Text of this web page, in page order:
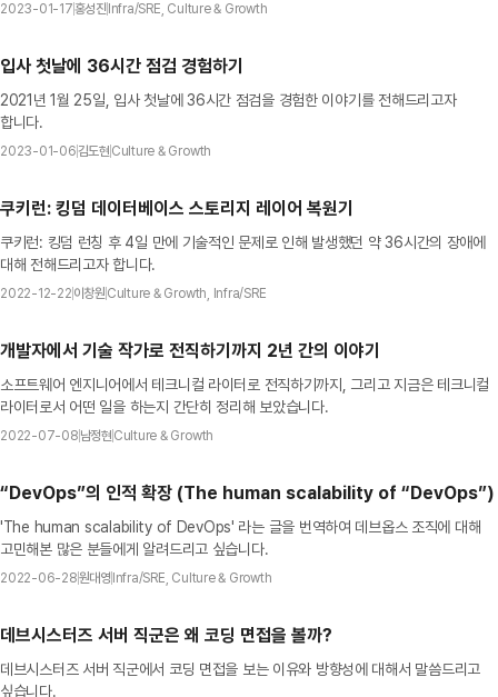
2023-01-17홍성진 Infra/SRE, Culture & Growth
입사 첫날에 36시간 점검 경험하기
2021년 1월 25일, 입사 첫날에 36시간 점검을 경험한 이야기를 전해드리고자
합니다.
2023-01-06 김도현 Culture & Growth
쿠키런: 킹덤 데이터베이스 스토리지 레이어 복원기
쿠키런: 킹덤 런칭 후 4일 만에 기술적인 문제로 인해 발생했던 약 36시간의 장애에
대해 전해드리고자 합니다.
2022-12-22 이창원 Culture & Growth, Infra/SRE
개발자에서 기술 작가로 전직하기까지 2년 간의 이야기
소프트웨어 엔지니어에서 테크니컬 라이터로 전직하기까지, 그리고 지금은 테크니컬
라이터로서 어떤 일을 하는지 간단히 정리해 보았습니다.
2022-07-08 남정현 Culture & Growth
“DevOps”의 인적 확장 (The human scalability of “DevOps”)
'The human scalability of DevOps' 라는 글을 번역하여 데브옵스 조직에 대해
고민해본 많은 분들에게 알려드리고 싶습니다.
2022-06-28원대영 Infra/SRE, Culture & Growth
데브시스터즈 서버 직군은 왜 코딩 면접을 볼까?
데브시스터즈 서버 직군에서 코딩 면접을 보는 이유와 방향성에 대해서 말씀드리고
싶습니다.